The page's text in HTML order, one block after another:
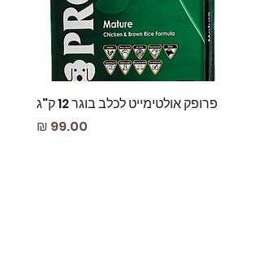
פרופק אולטימייט לכלב בוגר 12 ק"ג
מחיר